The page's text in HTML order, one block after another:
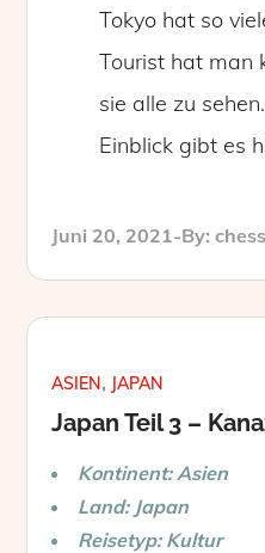
Tokyo hat so
Tourist hat man
sie alle zu
Einblick gibt es
Posted
Juni 20, 2021 By:
ASIEN JAPAN
Japan Teil 3 –
Kontinent: Asien
Land: Japan
Reisetyp: Kultur